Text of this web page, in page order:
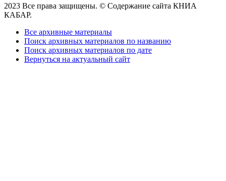
2023 Все права защищены. © Содержание сайта КНИА
КАБАР.
Все архивные материалы
Поиск архивных материалов по названию
Поиск архивных материалов по дате
Вернуться на актуальный сайт